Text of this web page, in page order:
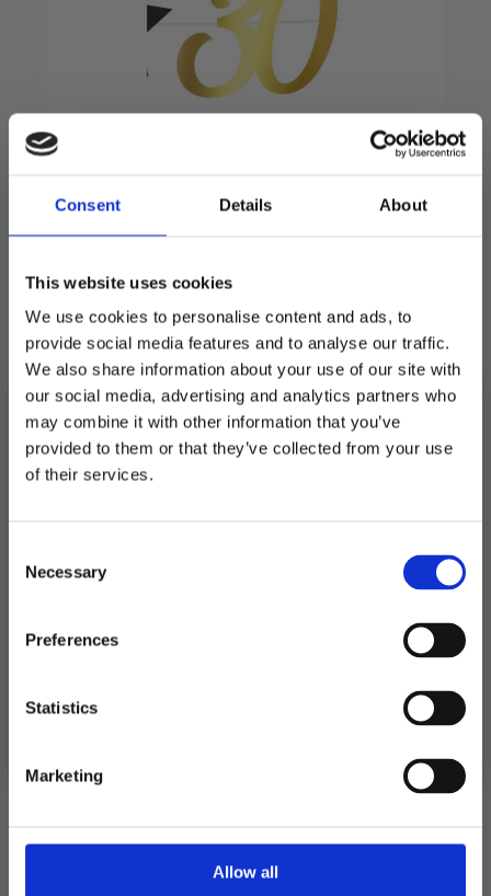
Consent Details About
This website uses cookies
We use cookies to personalise content and ads, to
provide social media features and to analyse our traffic.
We also share information about your use of our site with
our social media, advertising and analytics partners who
may combine it with other information that you’ve
provided to them or that they’ve collected from your use
of their services.
Selection
Necessary
Preferences
Statistics
Marketing
Allow all
Banner gull og svart –
30år
79kr
Flott banner på 3 meter lengde.
Utsolgt
Produktnummer:107425
Dekorasjoner
Girlander, vimpler og tassels
Stikkord:30